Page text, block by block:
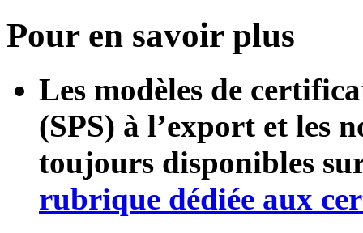
Pour en savoir plus
Les modèles de
(SPS) à l’export et les
toujours disponibles
rubrique dédiée aux